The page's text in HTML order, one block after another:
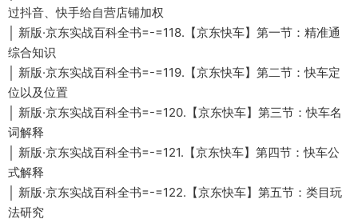
过抖音、快手给自营店铺加权
│ 新版·京东实战百科全书=-=118.【京东快车】第一节：精准通
综合知识
│ 新版·京东实战百科全书=-=119.【京东快车】第二节：快车定
位以及位置
│ 新版·京东实战百科全书=-=120.【京东快车】第三节：快车名
词解释
│ 新版·京东实战百科全书=-=121.【京东快车】第四节：快车公
式解释
│ 新版·京东实战百科全书=-=122.【京东快车】第五节：类目玩
法研究